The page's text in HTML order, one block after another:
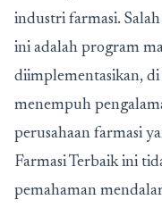
industri farmasi.
ini adalah program
diimplementasikan, di
menempuh
perusahaan farmasi
Farmasi Terbaik ini
pemahaman